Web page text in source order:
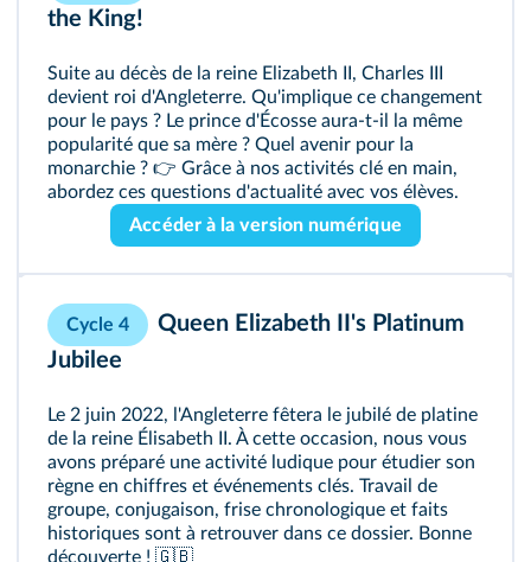
the King!
Suite au décès de la reine Elizabeth II, Charles III
devient roi d'Angleterre. Qu'implique ce changement
pour le pays ? Le prince d'Écosse aura-t-il la même
popularité que sa mère ? Quel avenir pour la
monarchie ? 👉 Grâce à nos activités clé en main,
abordez ces questions d'actualité avec vos élèves.
Accéder à la version numérique
Cycle 4
Queen Elizabeth II's Platinum
Jubilee
Le 2 juin 2022, l'Angleterre fêtera le jubilé de platine
de la reine Élisabeth II. À cette occasion, nous vous
avons préparé une activité ludique pour étudier son
règne en chiffres et événements clés. Travail de
groupe, conjugaison, frise chronologique et faits
historiques sont à retrouver dans ce dossier. Bonne
découverte ! 🇬🇧